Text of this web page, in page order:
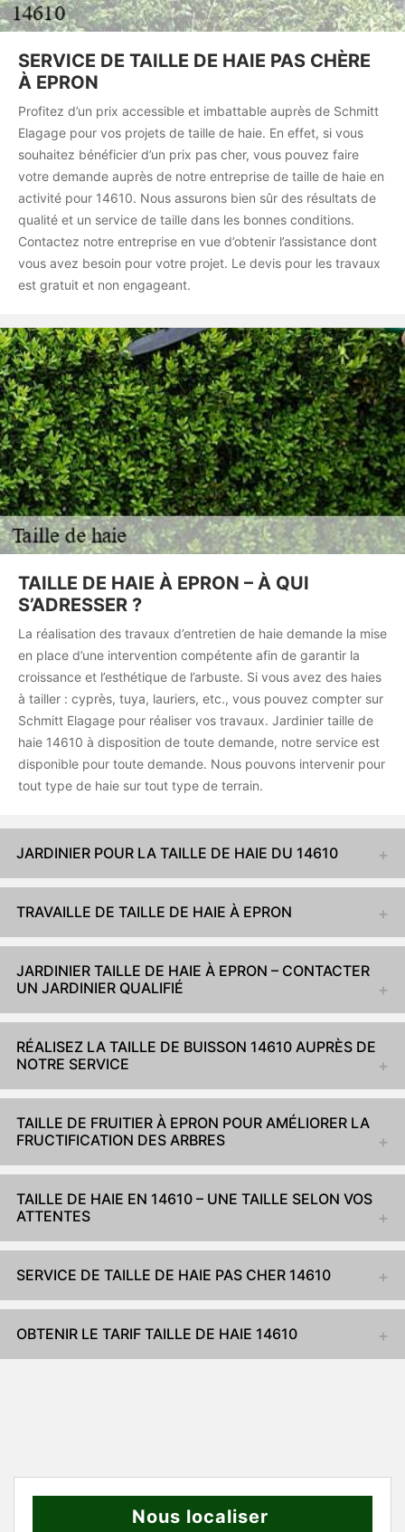
SERVICE DE TAILLE DE HAIE PAS CHÈRE
À EPRON
Profitez d’un prix accessible et imbattable auprès de Schmitt
Elagage pour vos projets de taille de haie. En effet, si vous
souhaitez bénéficier d’un prix pas cher, vous pouvez faire
votre demande auprès de notre entreprise de taille de haie en
activité pour 14610. Nous assurons bien sûr des résultats de
qualité et un service de taille dans les bonnes conditions.
Contactez notre entreprise en vue d’obtenir l’assistance dont
vous avez besoin pour votre projet. Le devis pour les travaux
est gratuit et non engageant.
TAILLE DE HAIE À EPRON – À QUI
S’ADRESSER ?
La réalisation des travaux d’entretien de haie demande la mise
en place d’une intervention compétente afin de garantir la
croissance et l’esthétique de l’arbuste. Si vous avez des haies
à tailler : cyprès, tuya, lauriers, etc., vous pouvez compter sur
Schmitt Elagage pour réaliser vos travaux. Jardinier taille de
haie 14610 à disposition de toute demande, notre service est
disponible pour toute demande. Nous pouvons intervenir pour
tout type de haie sur tout type de terrain.
JARDINIER POUR LA TAILLE DE HAIE DU 14610
TRAVAILLE DE TAILLE DE HAIE À EPRON
JARDINIER TAILLE DE HAIE À EPRON – CONTACTER
UN JARDINIER QUALIFIÉ
RÉALISEZ LA TAILLE DE BUISSON 14610 AUPRÈS DE
NOTRE SERVICE
TAILLE DE FRUITIER À EPRON POUR AMÉLIORER LA
FRUCTIFICATION DES ARBRES
TAILLE DE HAIE EN 14610 – UNE TAILLE SELON VOS
ATTENTES
SERVICE DE TAILLE DE HAIE PAS CHER 14610
OBTENIR LE TARIF TAILLE DE HAIE 14610
Nous localiser